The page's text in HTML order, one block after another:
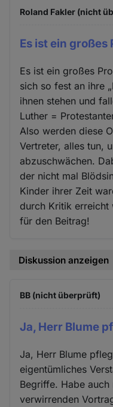
Roland Fakler (nicht
Es ist ein großes
Es ist ein großes
sich so fest an ihre
ihnen stehen und
Luther =
Also werden diese
Vertreter, alles tun,
abzuschwächen.
der nicht mal
Kinder ihrer Zeit
durch Kritik erreicht
für den Beitrag!
Diskussion anzeigen
BB (nicht überprüft)
Ja, Herr Blume
Ja, Herr Blume
eigentümliches
Begriffe. Habe auch
verwirrenden